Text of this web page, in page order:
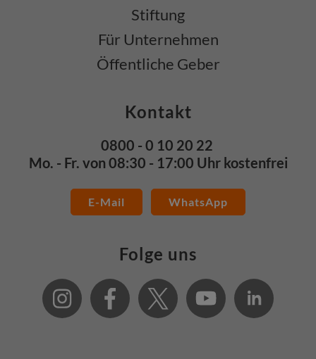
Stiftung
Für Unternehmen
Öffentliche Geber
Kontakt
0800 - 0 10 20 22
Mo. - Fr. von 08:30 - 17:00 Uhr kostenfrei
E-Mail WhatsApp
Folge uns